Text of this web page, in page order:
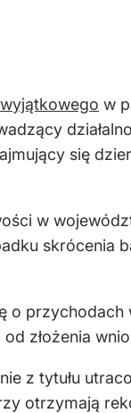
w
się
w
skrócenia
o przychodach
złożenia
z tytułu
otrzymają